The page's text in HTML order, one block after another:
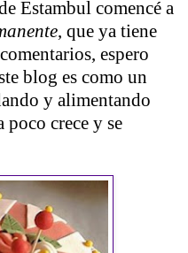
Estambul comencé a
, que ya tiene
espero
blog es como un
y alimentando
poco crece y se